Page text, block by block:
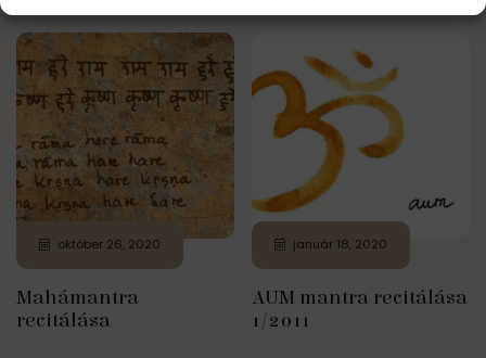
október 26, 2020
Mahámantra
recitálása
január 18, 2020
AUM mantra recitálása
1/2011